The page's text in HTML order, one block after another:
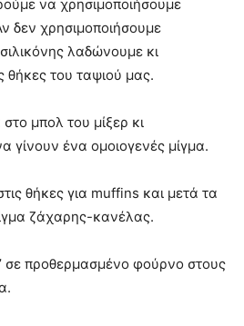
να χρησιμοποιήσουμε
δεν χρησιμοποιήσουμε
λαδώνουμε κι
του ταψιού μας.
μπολ του μίξερ κι
γίνουν ένα ομοιογενές μίγμα.
θήκες για muffins και μετά τα
ζάχαρης-κανέλας.
σε προθερμασμένο φούρνο στους